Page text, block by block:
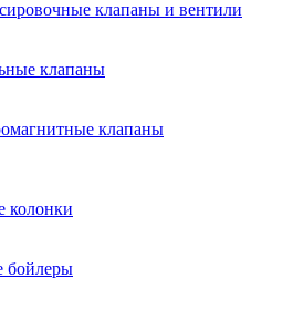
клапаны и вентили
клапаны
клапаны
колонки
бойлеры